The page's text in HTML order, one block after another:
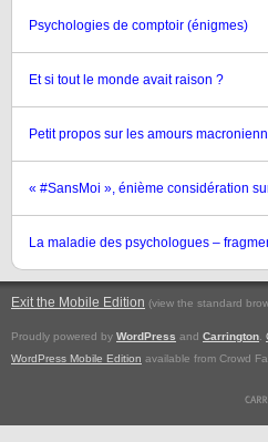
Psychologies de comptoir (énigmes)
Et si tout le monde avait raison ?
Petit propos sur les amours
« #SansMoi », énième considération
La maladie des psychologues –
Exit the Mobile Edition (view the standard
Proudly powered by WordPress and Carrington
WordPress Mobile Edition available from Crowd